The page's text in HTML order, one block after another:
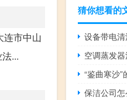
连市中山
...
猜你想看的
设备带电
“鉴曲寒沙”